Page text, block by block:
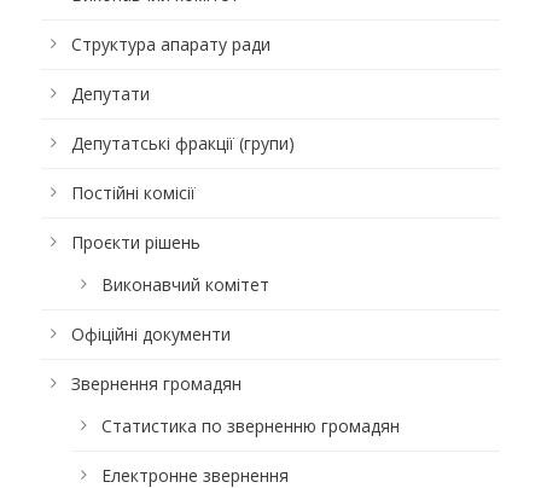
Структура апарату ради
Депутати
Депутатські фракції (групи)
Постійні комісії
Проєкти рішень
Виконавчий комітет
Офіційні документи
Звернення громадян
Статистика по зверненню громадян
Електронне звернення